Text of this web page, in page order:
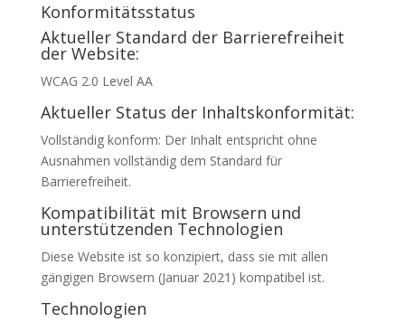
Konformitätsstatus
Aktueller Standard der Barrierefreiheit
der Website:
WCAG 2.0 Level AA
Aktueller Status der Inhaltskonformität:
Vollständig konform: Der Inhalt entspricht ohne
Ausnahmen vollständig dem Standard für
Barrierefreiheit.
Kompatibilität mit Browsern und
unterstützenden Technologien
Diese Website ist so konzipiert, dass sie mit allen
gängigen Browsern (Januar 2021) kompatibel ist.
Technologien